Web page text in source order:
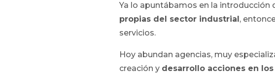
Ya lo apuntábamos en la introducción
propias del sector industrial ,
servicios.
Hoy abundan agencias, muy
creación y desarrollo acciones en